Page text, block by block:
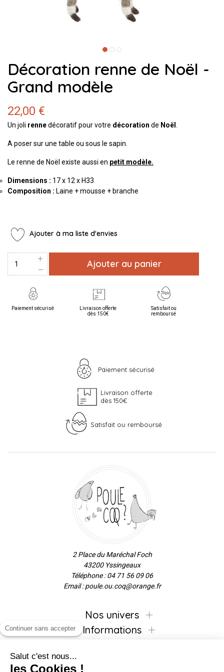
Décoration renne de Noël -
Grand modèle
22,00 €
Un joli rennedécoratif pour votre décoration de Noël
A poser sur une table ou sous le sapin.
Le renne de Noël existe aussi en petit modèle.
Dimensions : 17 x 12 x H33
Composition : Laine + mousse + branche
Ajouter à ma liste d'envies
Ajouter au panier
Paiement sécurisé
Livraison offerte
dès 150€
Satisfait ou
remboursé
Paiement sécurisé
Livraison offerte
dès 150€
Satisfait ou remboursé
2 Place du Maréchal Foch
43200 Yssingeaux
Téléphone : 04 71 56 09 06
Email : poule.ou.coq@orange.fr
Nos univers
Informations
Continuer sans accepter
Salut c'est nous...
les Cookies !